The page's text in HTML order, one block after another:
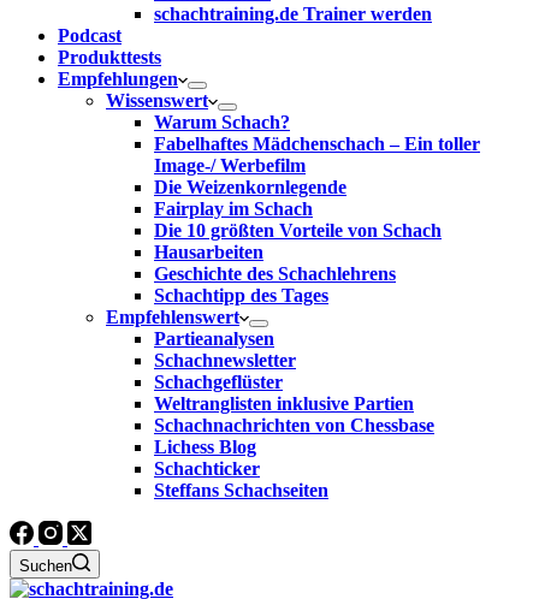
schachtraining.de Trainer werden
Podcast
Produkttests
Empfehlungen
Wissenswert
Warum Schach?
Fabelhaftes Mädchenschach – Ein toller
Image-/ Werbefilm
Die Weizenkornlegende
Fairplay im Schach
Die 10 größten Vorteile von Schach‎
Hausarbeiten
Geschichte des Schachlehrens
Schachtipp des Tages
Empfehlenswert
Partieanalysen
Schachnewsletter
Schachgeflüster
Weltranglisten inklusive Partien
Schachnachrichten von Chessbase
Lichess Blog
Schachticker
Steffans Schachseiten
Suchen